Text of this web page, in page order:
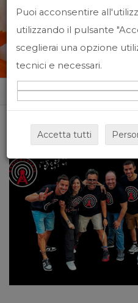
News&Events
Home News&events
Puoi acconsentire
utilizzando il pulsante
sceglierai una opzione
tecnici e necessari.
Accetta tutti